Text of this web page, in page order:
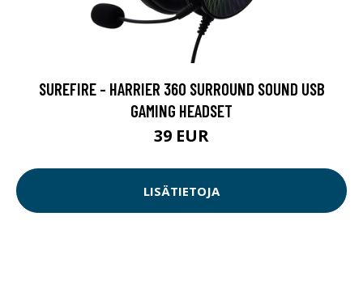
SUREFIRE - HARRIER 360 SURROUND SOUND USB
GAMING HEADSET
39 EUR
LISÄTIETOJA